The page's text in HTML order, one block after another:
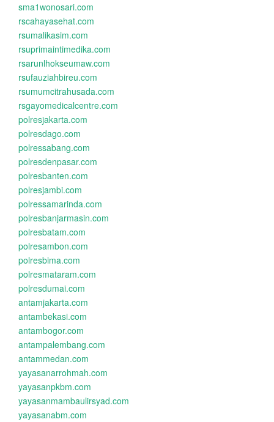
sma1wonosari.com
rscahayasehat.com
rsumalikasim.com
rsuprimaintimedika.com
rsarunlhokseumaw.com
rsufauziahbireu.com
rsumumcitrahusada.com
rsgayomedicalcentre.com
polresjakarta.com
polresdago.com
polressabang.com
polresdenpasar.com
polresbanten.com
polresjambi.com
polressamarinda.com
polresbanjarmasin.com
polresbatam.com
polresambon.com
polresbima.com
polresmataram.com
polresdumai.com
antamjakarta.com
antambekasi.com
antambogor.com
antampalembang.com
antammedan.com
yayasanarrohmah.com
yayasanpkbm.com
yayasanmambaulirsyad.com
yayasanabm.com